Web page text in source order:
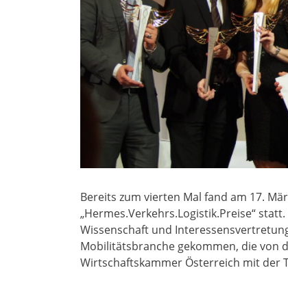
Bereits zum vierten Mal fand am 17.
„Hermes.Verkehrs.Logistik.Preise“
Wissenschaft und
Mobilitätsbranche gekommen, die von
Wirtschaftskammer Österreich mit der